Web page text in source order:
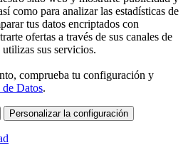
como para analizar las estadísticas de
tus datos encriptados con
ofertas a través de sus canales de
sus servicios.
comprueba tu configuración y
Datos.
Personalizar la configuración